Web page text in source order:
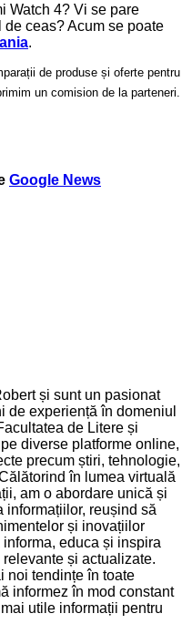
Watch 4? Vi se pare
ceas? Acum se poate
.
de produse și oferte pentru
un comision de la parteneri.
Google News
și sunt un pasionat
de experiență în domeniul
de Litere și
diverse platforme online,
precum știri, tehnologie,
în lumea virtuală
am o abordare unică și
informațiilor, reușind să
și inovațiilor
educa și inspira
și actualizate.
noi tendințe în toate
informez în mod constant
utile informații pentru